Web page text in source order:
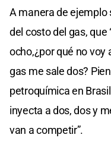
A manera de ejemplo
del costo del gas, que
ocho,¿por qué no voy
gas me sale dos?
petroquímica en
inyecta a dos, dos y
van a competir”.